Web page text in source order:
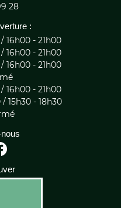
28
:
16h00 - 21h00
16h00 - 21h00
16h00 - 21h00
16h00 - 21h00
15h30 - 18h30